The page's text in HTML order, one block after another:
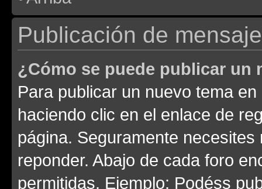
Publicación de
¿Cómo se puede publicar un
Para publicar un nuevo tema
haciendo clic en el enlace de
página. Seguramente
reponder. Abajo de cada foro
permitidas. Ejemplo: Podéss